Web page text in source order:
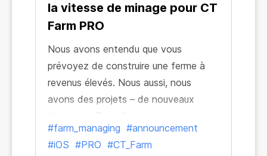
la vitesse de minage pour CT
Farm PRO
Nous avons entendu que vous
prévoyez de construire une ferme à
revenus élevés. Nous aussi, nous
avons des projets – de nouveaux
vitesse maximale accrue pour CT Farm
PRO sur iOS. Voilà qui tombe bien !
#farm_managing #announcement
#iOS #PRO #CT_Farm